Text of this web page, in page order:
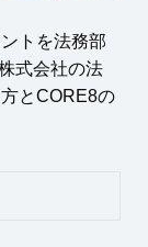
トを法務部
式会社の法
とCORE8の